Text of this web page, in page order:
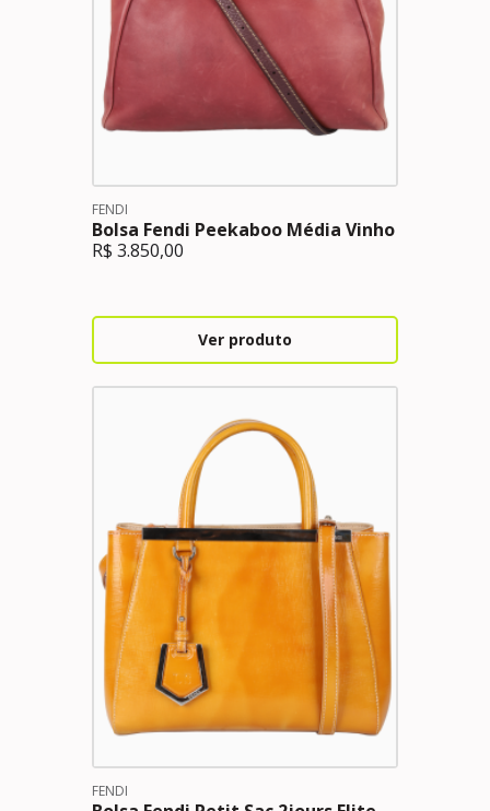
FENDI
Bolsa Fendi Peekaboo Média Vinho
R$ 3.850,00
Ver produto
FENDI